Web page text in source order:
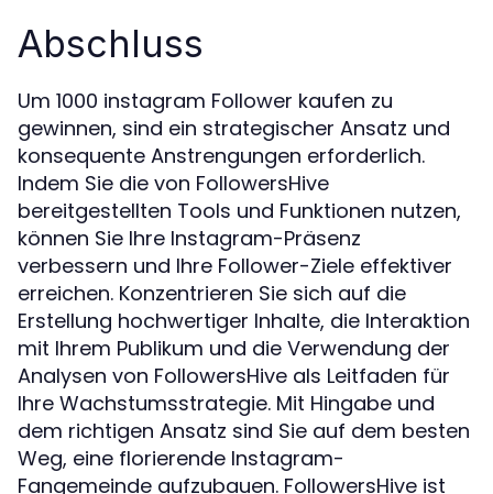
Abschluss
Um 1000 instagram Follower kaufen zu
gewinnen, sind ein strategischer Ansatz und
konsequente Anstrengungen erforderlich.
Indem Sie die von FollowersHive
bereitgestellten Tools und Funktionen nutzen,
können Sie Ihre Instagram-Präsenz
verbessern und Ihre Follower-Ziele effektiver
erreichen. Konzentrieren Sie sich auf die
Erstellung hochwertiger Inhalte, die Interaktion
mit Ihrem Publikum und die Verwendung der
Analysen von FollowersHive als Leitfaden für
Ihre Wachstumsstrategie. Mit Hingabe und
dem richtigen Ansatz sind Sie auf dem besten
Weg, eine florierende Instagram-
Fangemeinde aufzubauen. FollowersHive ist